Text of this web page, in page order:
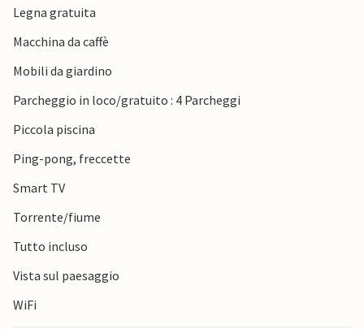
Legna gratuita
Macchina da caffè
Mobili da giardino
Parcheggio in loco/gratuito : 4 Parcheggi
Piccola piscina
Ping-pong, freccette
Smart TV
Torrente/fiume
Tutto incluso
Vista sul paesaggio
WiFi